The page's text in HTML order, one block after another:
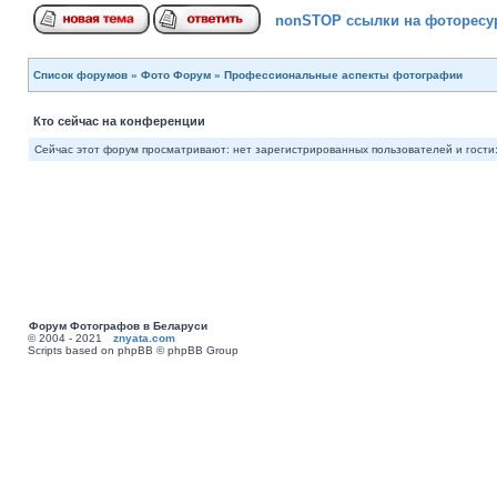
nonSTOP ссылки на
Список форумов » Фото Форум » Профессиональные аспекты фотографии
Кто сейчас на конференции
Сейчас этот форум просматривают: нет зарегистрированных пользователей и
Форум Фотографов в Беларуси
© 2004 - 2021 znyata.com
Scripts based on phpBB © phpBB Group